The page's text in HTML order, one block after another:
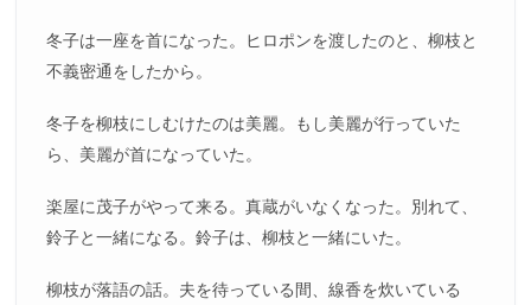
冬子は一座を首になった。ヒロポンを渡したのと、柳枝と
不義密通をしたから。
冬子を柳枝にしむけたのは美麗。もし美麗が行っていた
ら、美麗が首になっていた。
楽屋に茂子がやって来る。真蔵がいなくなった。別れて、
鈴子と一緒になる。鈴子は、柳枝と一緒にいた。
柳枝が落語の話。夫を待っている間、線香を炊いている